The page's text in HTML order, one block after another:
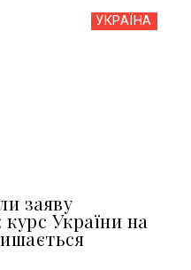
УКРАЇНА
заяву
України на